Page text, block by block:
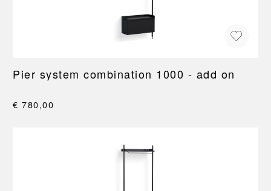
Pier system combination 1000 - add on
€ 780,00